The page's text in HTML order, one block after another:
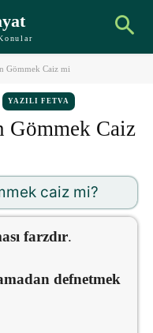
Gömmek Caiz mi
YAZILI FETVA
Gömmek Caiz
caiz mi?
farzdır.
defnetmek